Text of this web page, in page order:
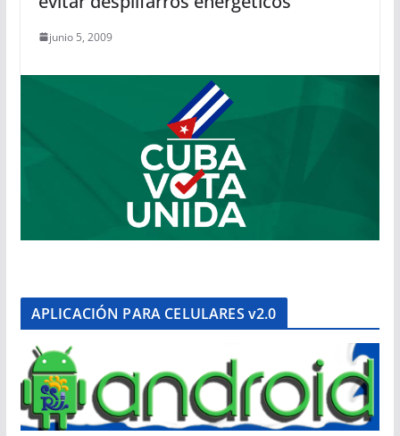
junio 5, 2009
APLICACIÓN PARA CELULARES v2.0